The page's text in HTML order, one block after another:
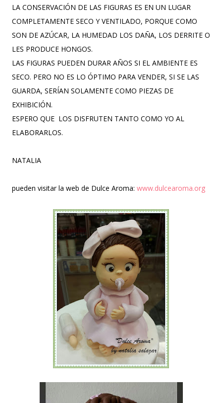
LA CONSERVACIÓN DE LAS FIGURAS ES EN UN LUGAR
COMPLETAMENTE SECO Y VENTILADO, PORQUE COMO
SON DE AZÚCAR, LA HUMEDAD LOS DAÑA, LOS DERRITE O
LES PRODUCE HONGOS.
LAS FIGURAS PUEDEN DURAR AÑOS SI EL AMBIENTE ES
SECO. PERO NO ES LO ÓPTIMO PARA VENDER, SI SE LAS
GUARDA, SERÍAN SOLAMENTE COMO PIEZAS DE
EXHIBICIÓN.
ESPERO QUE LOS DISFRUTEN TANTO COMO YO AL
ELABORARLOS.
NATALIA
pueden visitar la web de Dulce Aroma: www.dulcearoma.org